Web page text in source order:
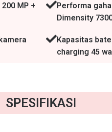
MP +
Performa
Dimensity
Kapasitas
charging 45
SPESIFIKASI